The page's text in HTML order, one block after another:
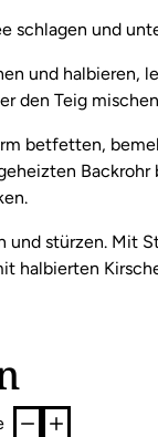
schlagen und
und halbieren,
den Teig
betfetten,
Backrohr
und stürzen. Mit
halbierten